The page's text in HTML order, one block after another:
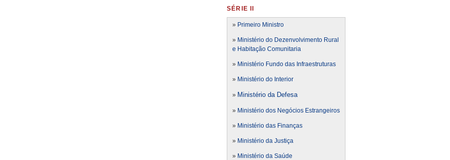
SÉRIE II
» Primeiro Ministro
» Ministério do Dezenvolvimento Rural
e Habitação Comunitaria
» Ministério Fundo das Infraestruturas
» Ministério do Interior
» Ministério da Defesa
» Ministério dos Negócios Estrangeiros
» Ministério das Finanças
» Ministério da Justiça
» Ministério da Saúde